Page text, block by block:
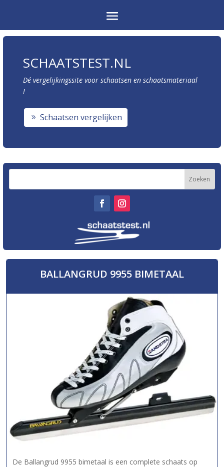
SCHAATSTEST.NL
Dé vergelijkingssite voor schaatsen en schaatsmateriaal
!
Schaatsen vergelijken
BALLANGRUD 9955 BIMETAAL
De Ballangrud 9955 bimetaal is een complete schaats op